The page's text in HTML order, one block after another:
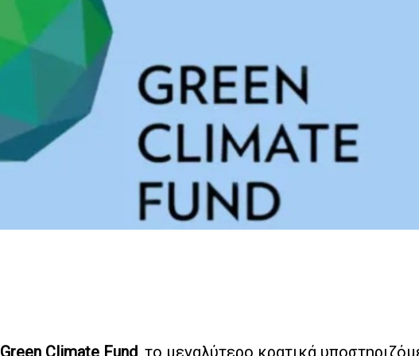
Green Climate Fund, το μεγαλύτερο κρατικά